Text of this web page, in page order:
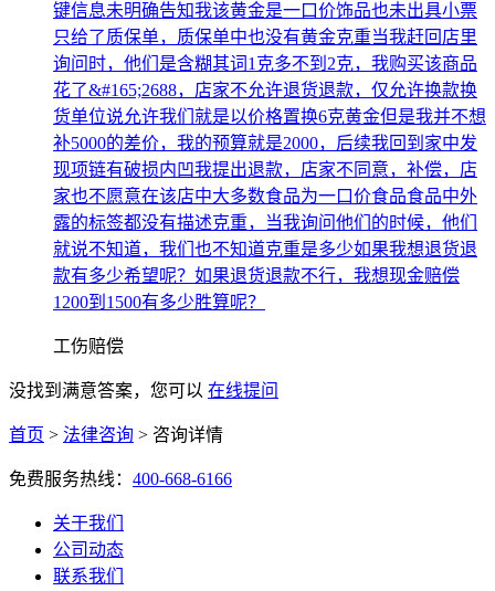
键信息未明确告知我该黄金是一口价饰品也未出具小票
只给了质保单，质保单中也没有黄金克重当我赶回店里
询问时，他们是含糊其词1克多不到2克，我购买该商品
花了&#165;2688，店家不允许退货退款，仅允许换款换
货单位说允许我们就是以价格置换6克黄金但是我并不想
补5000的差价，我的预算就是2000，后续我回到家中发
现项链有破损内凹我提出退款，店家不同意，补偿，店
家也不愿意在该店中大多数食品为一口价食品食品中外
露的标签都没有描述克重，当我询问他们的时候，他们
就说不知道，我们也不知道克重是多少如果我想退货退
款有多少希望呢？如果退货退款不行，我想现金赔偿
1200到1500有多少胜算呢？
工伤赔偿
没找到满意答案，您可以 在线提问
首页 > 法律咨询 > 咨询详情
免费服务热线： 400-668-6166
关于我们
公司动态
联系我们